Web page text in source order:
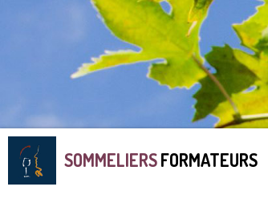
SOMMELIERSFORMATEURS